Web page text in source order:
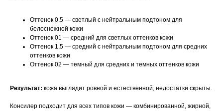
Оттенок 0,5 — светлый с нейтральным подтоном для
белоснежной кожи
Оттенок 01 — средний для светлых оттенков кожи
Оттенок 1,5 — средний с нейтральным подтоном для средних
оттенков кожи
Оттенок 02 — темный для средних и темных оттенков кожи
Результат: кожа выглядит ровной и естественной, недостатки скрыты.
Консилер подходит для всех типов кожи — комбинированной, жирной,